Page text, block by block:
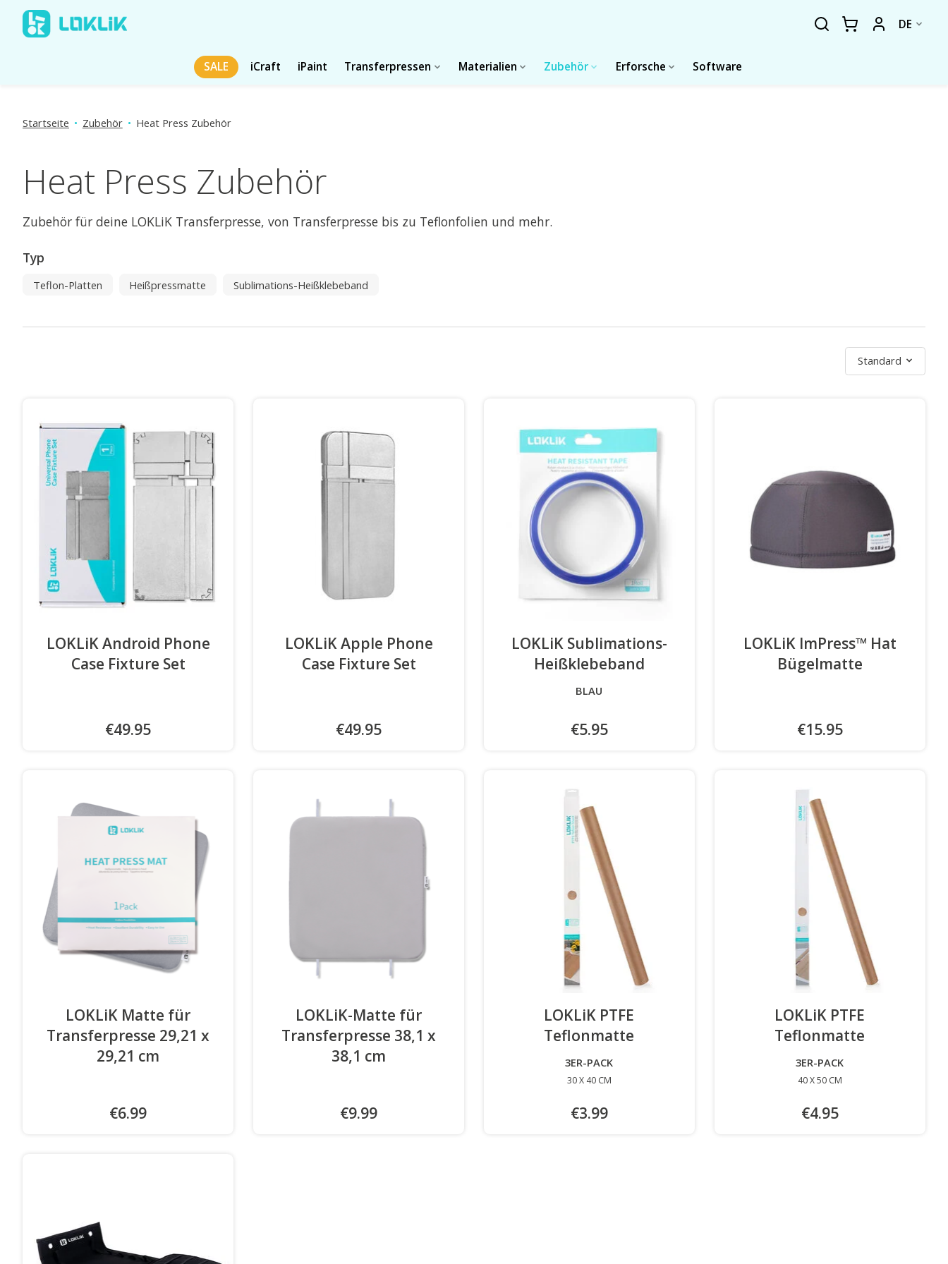
DE
SALE iCraft iPaint Transferpressen Materialien Zubehör Erforsche Software
Startseite • Zubehör • Heat Press Zubehör
Heat Press Zubehör
Zubehör für deine LOKLiK Transferpresse, von Transferpresse bis zu Teflonfolien und mehr.
Typ
Teflon-Platten Heißpressmatte Sublimations-Heißklebeband
Sortieren nach
Standard
LOKLiK Android Phone
Case Fixture Set
€49.95
LOKLiK Apple Phone
Case Fixture Set
€49.95
LOKLiK Sublimations-
Heißklebeband
BLAU
€5.95
LOKLiK ImPress™ Hat
Bügelmatte
€15.95
LOKLiK Matte für
Transferpresse 29,21 x
29,21 cm
€6.99
LOKLiK-Matte für
Transferpresse 38,1 x
38,1 cm
€9.99
LOKLiK PTFE
Teflonmatte
3ER-PACK
30 X 40 CM
€3.99
LOKLiK PTFE
Teflonmatte
3ER-PACK
40 X 50 CM
€4.95